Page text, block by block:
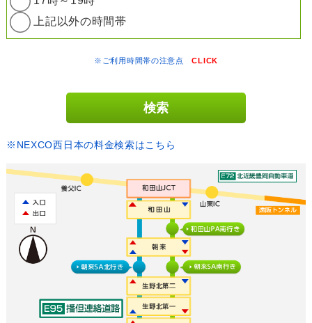
上記以外の時間帯
※ご利用時間帯の注意点CLICK
※NEXCO西日本の料金検索はこちら